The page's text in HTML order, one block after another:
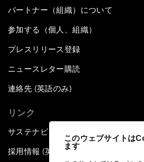
このウェブサイトは
ます
パートナー（組織）について
参加する（個人、組織）
プレスリリース登録
ニュースレター購読
連絡先 (英語のみ)
リンク
サステナビリティへの取り組み
採用情報 (英語のみ)